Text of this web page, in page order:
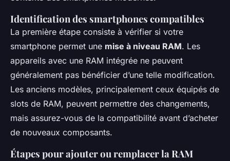
Identification des smartphones compatibles
La première étape consiste à vérifier si votre
smartphone permet une mise à niveau RAM. Les
appareils avec une RAM intégrée ne peuvent
généralement pas bénéficier d’une telle modification.
Les anciens modèles, principalement ceux équipés de
slots de RAM, peuvent permettre des changements,
mais assurez-vous de la compatibilité avant d’acheter
de nouveaux composants.
Étapes pour ajouter ou remplacer la RAM